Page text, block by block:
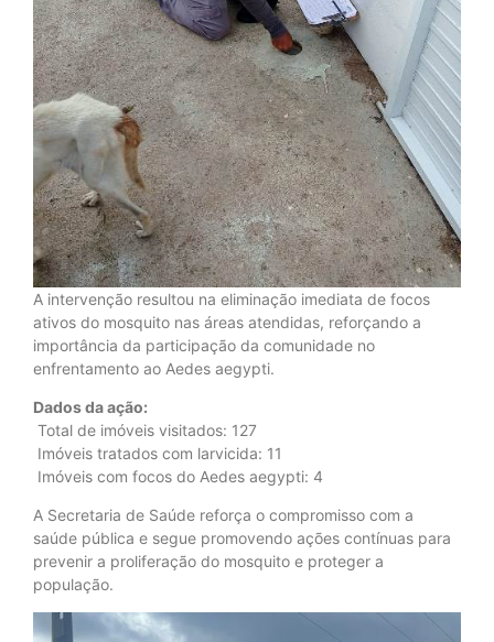
A intervenção resultou na eliminação imediata de focos
ativos do mosquito nas áreas atendidas, reforçando a
importância da participação da comunidade no
enfrentamento ao Aedes aegypti.
Dados da ação:
Total de imóveis visitados: 127
Imóveis tratados com larvicida: 11
Imóveis com focos do Aedes aegypti: 4
A Secretaria de Saúde reforça o compromisso com a
saúde pública e segue promovendo ações contínuas para
prevenir a proliferação do mosquito e proteger a
população.